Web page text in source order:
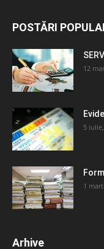
POSTĂRI
12
5
1
Arhive